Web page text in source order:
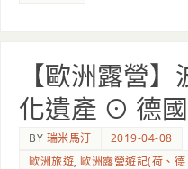
【歐洲露營
化遺產 ⊙ 德
BY 瑞米馬汀
2019-04-08
歐洲旅遊,歐洲露營遊記(荷、